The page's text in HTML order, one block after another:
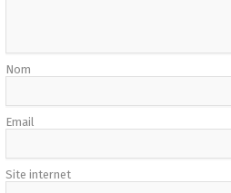
Nom
Email
Site internet